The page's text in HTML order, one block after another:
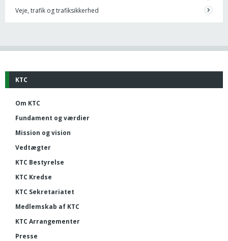
Veje, trafik og trafiksikkerhed
KTC
Om KTC
Fundament og værdier
Mission og vision
Vedtægter
KTC Bestyrelse
KTC Kredse
KTC Sekretariatet
Medlemskab af KTC
KTC Arrangementer
Presse